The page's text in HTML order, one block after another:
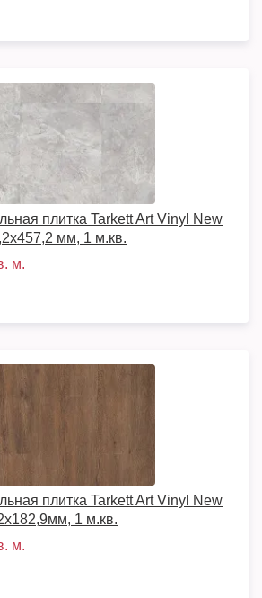
плитка Tarkett Art Vinyl New
мм, 1 м.кв.
м.
плитка Tarkett Art Vinyl New
1 м.кв.
м.